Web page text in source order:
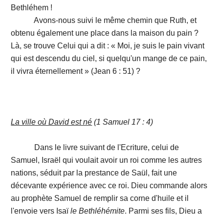
Bethléhem !
Avons-nous suivi le même chemin que Ruth, et
obtenu également une place dans la maison du pain ?
Là, se trouve Celui qui a dit : « Moi, je suis le pain vivant
qui est descendu du ciel, si quelqu'un mange de ce pain,
il vivra éternellement » (Jean 6 : 51) ?
La ville où David est né (1 Samuel 17 : 4)
Dans le livre suivant de l'Ecriture, celui de
Samuel, Israël qui voulait avoir un roi comme les autres
nations, séduit par la prestance de Saül, fait une
décevante expérience avec ce roi. Dieu commande alors
au prophète Samuel de remplir sa corne d'huile et il
l'envoie vers Isaïle Bethléhémite. Parmi ses fils, Dieu a